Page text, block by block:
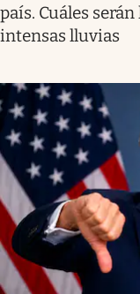
país. Cuáles
intensas lluvias